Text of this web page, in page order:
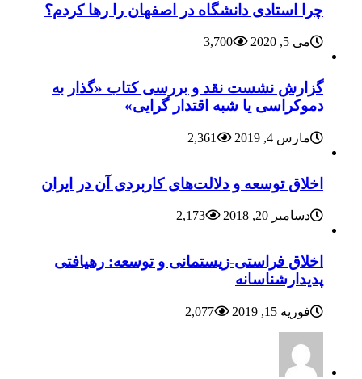
چرا استادی دانشگاه در اصفهان را رها کردم؟
می 5, 2020 3,700
گزارش نشست نقد و بررسی کتاب «گذار به
دموکراسی یا شبه اقتدار گرایی»
مارس 4, 2019 2,361
اخلاق توسعه و دلالت‌های کاربردی آن در ایران
دسامبر 20, 2018 2,173
اخلاق فراستی-زیستمانی و توسعه: رهیافتی
پدیدارشناسانه
فوریه 15, 2019 2,077